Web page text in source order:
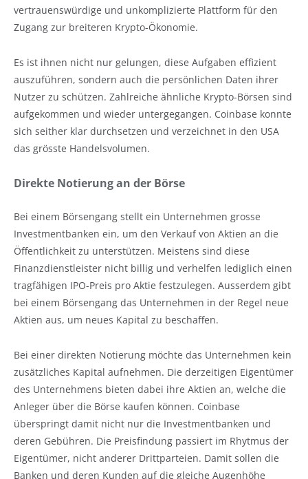
vertrauenswürdige und unkomplizierte Plattform für den
Zugang zur breiteren Krypto-Ökonomie.
Es ist ihnen nicht nur gelungen, diese Aufgaben effizient
auszuführen, sondern auch die persönlichen Daten ihrer
Nutzer zu schützen. Zahlreiche ähnliche Krypto-Börsen sind
aufgekommen und wieder untergegangen. Coinbase konnte
sich seither klar durchsetzen und verzeichnet in den USA
das grösste Handelsvolumen.
Direkte Notierung an der Börse
Bei einem Börsengang stellt ein Unternehmen grosse
Investmentbanken ein, um den Verkauf von Aktien an die
Öffentlichkeit zu unterstützen. Meistens sind diese
Finanzdienstleister nicht billig und verhelfen lediglich einen
tragfähigen IPO-Preis pro Aktie festzulegen. Ausserdem gibt
bei einem Börsengang das Unternehmen in der Regel neue
Aktien aus, um neues Kapital zu beschaffen.
Bei einer direkten Notierung möchte das Unternehmen kein
zusätzliches Kapital aufnehmen. Die derzeitigen Eigentümer
des Unternehmens bieten dabei ihre Aktien an, welche die
Anleger über die Börse kaufen können. Coinbase
überspringt damit nicht nur die Investmentbanken und
deren Gebühren. Die Preisfindung passiert im Rhytmus der
Eigentümer, nicht anderer Drittparteien. Damit sollen die
Banken und deren Kunden auf die gleiche Augenhöhe